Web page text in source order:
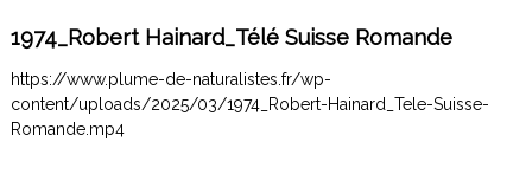
1974_Robert Hainard_Télé Suisse Romande
https://www.plume-de-naturalistes.fr/wp-
content/uploads/2025/03/1974_Robert-Hainard_Tele-Suisse-
Romande.mp4